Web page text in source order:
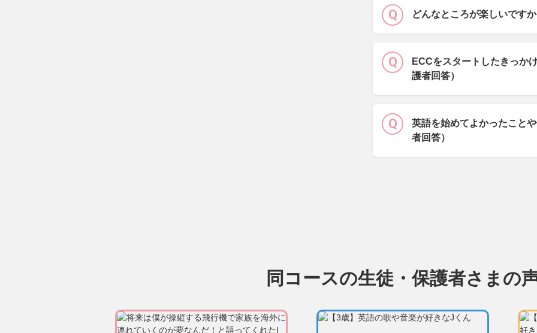
どんなところが楽しいです
ECCをスタートしたきっか
護者回答）
英語を始めてよかったこと
者回答）
同コースの生徒・保護者さまの